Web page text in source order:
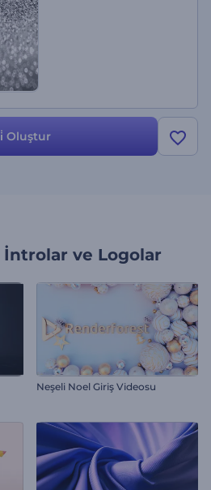
Oluştur
İntrolar ve Logolar
Neşeli Noel Giriş Videosu